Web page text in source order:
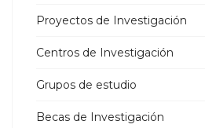
Proyectos de Investigación
Centros de Investigación
Grupos de estudio
Becas de Investigación